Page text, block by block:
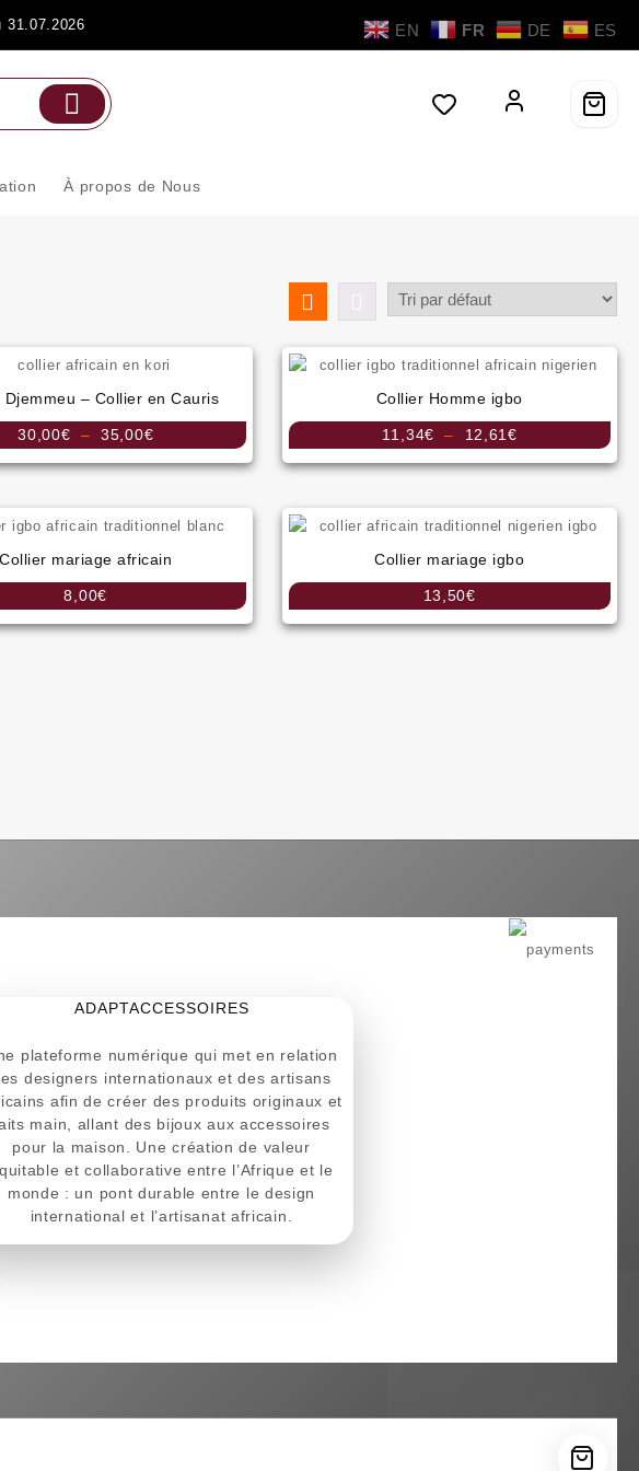
31.07.2026
À propos de Nous
Djemmeu – Collier en Cauris
30,00€ – 35,00€Plage
à
Collier Homme igbo
11,34€ – 12,61€Plage
à
Collier mariage africain
8,00€
Collier mariage igbo
13,50€
ADAPTACCESSOIRES
plateforme numérique qui met en relation
designers internationaux et des artisans
afin de créer des produits originaux et
main, allant des bijoux aux accessoires
pour la maison. Une création de valeur
et collaborative entre l’Afrique et le
monde : un pont durable entre le design
international et l’artisanat africain.
EN FR DE ES